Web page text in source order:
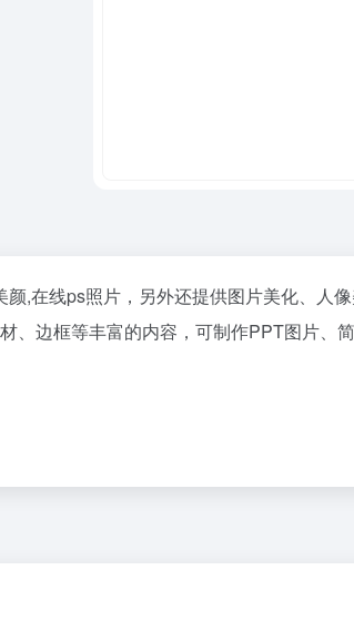
,在线ps照片，另外还提供图片美化、人
、边框等丰富的内容，可制作PPT图片、